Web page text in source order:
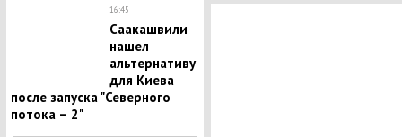
16:45
Саакашвили
нашел
альтернативу
для Киева
после запуска "Северного
потока – 2"